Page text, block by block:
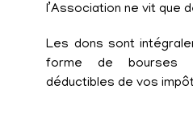
l’Association ne vit que
Les dons sont
forme de bourses
déductibles de vos